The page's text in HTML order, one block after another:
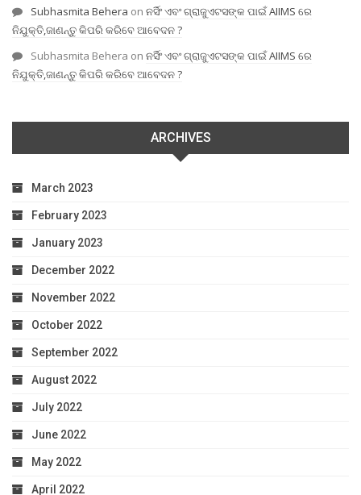
Subhasmita Behera on ନର୍ସିଂ ଏବଂ ଗ୍ରାଜୁଏଟସଙ୍କ ପାଇଁ AIIMS ରେ
ନିଯୁକ୍ତି,ଜାଣନ୍ତୁ କିପରି କରିବେ ଆବେଦନ ?
Subhasmita Behera on ନର୍ସିଂ ଏବଂ ଗ୍ରାଜୁଏଟସଙ୍କ ପାଇଁ AIIMS ରେ
ନିଯୁକ୍ତି,ଜାଣନ୍ତୁ କିପରି କରିବେ ଆବେଦନ ?
ARCHIVES
March 2023
February 2023
January 2023
December 2022
November 2022
October 2022
September 2022
August 2022
July 2022
June 2022
May 2022
April 2022